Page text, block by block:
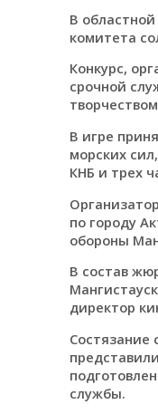
В
комитета
Конкурс,
срочной
В игре
морских
КНБ и трех
по городу
обороны
В состав
директор
Состязание
службы.